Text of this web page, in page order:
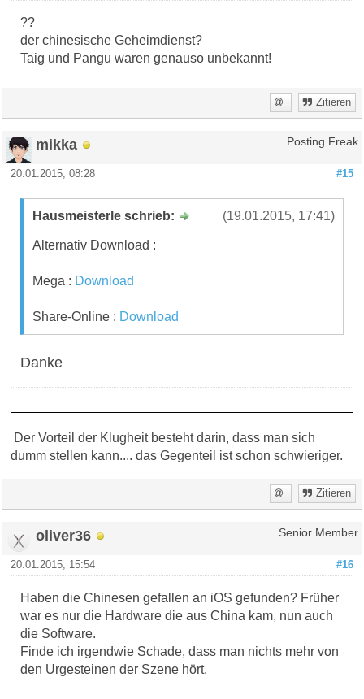
??
der chinesische Geheimdienst?
Taig und Pangu waren genauso unbekannt!
Zitieren
mikka Posting Freak
#15
20.01.2015, 08:28
(19.01.2015, 17:41)
Hausmeisterle schrieb:
Alternativ Download :
Mega : Download
Share-Online : Download
Danke
Der Vorteil der Klugheit besteht darin, dass man sich
dumm stellen kann.... das Gegenteil ist schon schwieriger.
Zitieren
oliver36 Senior Member
#16
20.01.2015, 15:54
Haben die Chinesen gefallen an iOS gefunden? Früher
war es nur die Hardware die aus China kam, nun auch
die Software.
Finde ich irgendwie Schade, dass man nichts mehr von
den Urgesteinen der Szene hört.